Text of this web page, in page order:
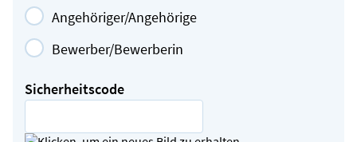
Angehöriger/Angehörige
Bewerber/Bewerberin
Sicherheitscode